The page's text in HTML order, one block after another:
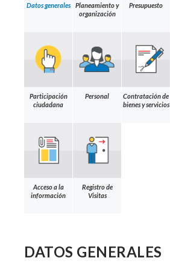
Datos generales
Planeamiento y
organización
Presupuesto
Participación
ciudadana
Personal
Contratación de
bienes y servicios
Acceso a la
información
Registro de
Visitas
DATOS GENERALES